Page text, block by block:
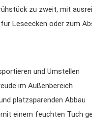
zu zweit, mit
Leseecken oder zum
und Umstellen
im Außenbereich
platzsparenden Abbau
einem feuchten Tuch